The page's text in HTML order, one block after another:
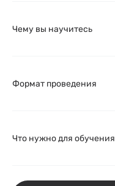
Чему вы научитесь
Формат проведения
Что нужно для обучения